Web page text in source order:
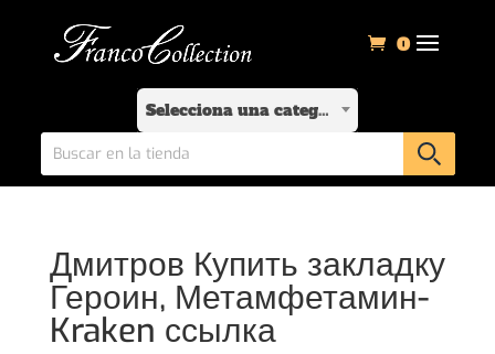
0
Selecciona una categoría
Дмитров Купить закладку
Героин, Метамфетамин-
Kraken ссылка